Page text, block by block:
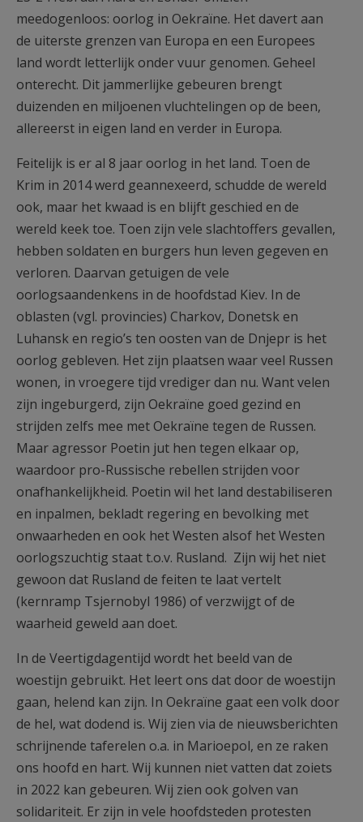
meedogenloos: oorlog in Oekraïne. Het davert aan
de uiterste grenzen van Europa en een Europees
land wordt letterlijk onder vuur genomen. Geheel
onterecht. Dit jammerlijke gebeuren brengt
duizenden en miljoenen vluchtelingen op de been,
allereerst in eigen land en verder in Europa.
Feitelijk is er al 8 jaar oorlog in het land. Toen de
Krim in 2014 werd geannexeerd, schudde de wereld
ook, maar het kwaad is en blijft geschied en de
wereld keek toe. Toen zijn vele slachtoffers gevallen,
hebben soldaten en burgers hun leven gegeven en
verloren. Daarvan getuigen de vele
oorlogsaandenkens in de hoofdstad Kiev. In de
oblasten (vgl. provincies) Charkov, Donetsk en
Luhansk en regio’s ten oosten van de Dnjepr is het
oorlog gebleven. Het zijn plaatsen waar veel Russen
wonen, in vroegere tijd vrediger dan nu. Want velen
zijn ingeburgerd, zijn Oekraïne goed gezind en
strijden zelfs mee met Oekraïne tegen de Russen.
Maar agressor Poetin jut hen tegen elkaar op,
waardoor pro-Russische rebellen strijden voor
onafhankelijkheid. Poetin wil het land destabiliseren
en inpalmen, bekladt regering en bevolking met
onwaarheden en ook het Westen alsof het Westen
oorlogszuchtig staat t.o.v. Rusland. Zijn wij het niet
gewoon dat Rusland de feiten te laat vertelt
(kernramp Tsjernobyl 1986) of verzwijgt of de
waarheid geweld aan doet.
In de Veertigdagentijd wordt het beeld van de
woestijn gebruikt. Het leert ons dat door de woestijn
gaan, helend kan zijn. In Oekraïne gaat een volk door
de hel, wat dodend is. Wij zien via de nieuwsberichten
schrijnende taferelen o.a. in Marioepol, en ze raken
ons hoofd en hart. Wij kunnen niet vatten dat zoiets
in 2022 kan gebeuren. Wij zien ook golven van
solidariteit. Er zijn in vele hoofdsteden protesten